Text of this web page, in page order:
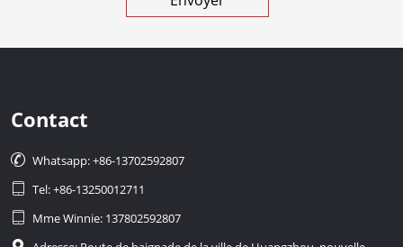
Contact
 Whatsapp: +86-13702592807
 Tel: +86-13250012711
 Mme Winnie: 137802592807